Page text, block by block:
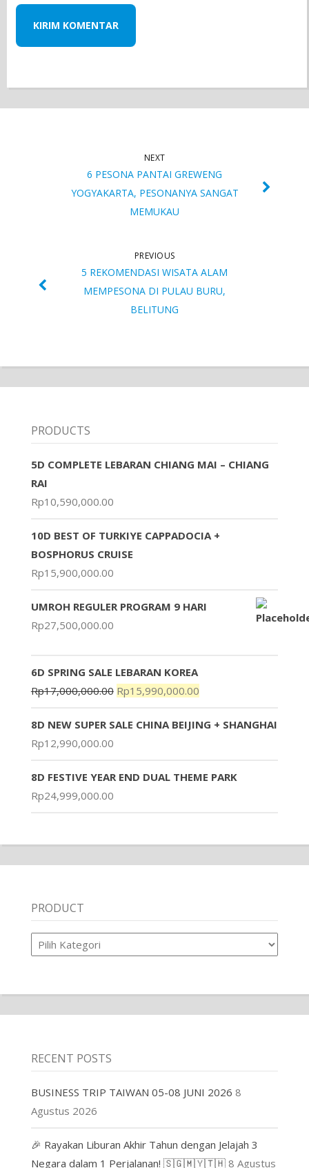
NEXT
6 PESONA PANTAI GREWENG
YOGYAKARTA, PESONANYA SANGAT
MEMUKAU
PREVIOUS
5 REKOMENDASI WISATA ALAM
MEMPESONA DI PULAU BURU,
BELITUNG
PRODUCTS
5D COMPLETE LEBARAN CHIANG MAI – CHIANG
RAI
Rp10,590,000.00
10D BEST OF TURKIYE CAPPADOCIA +
BOSPHORUS CRUISE
Rp15,900,000.00
UMROH REGULER PROGRAM 9 HARI
Rp27,500,000.00
6D SPRING SALE LEBARAN KOREA
Rp17,000,000.00 Rp15,990,000.00
8D NEW SUPER SALE CHINA BEIJING + SHANGHAI
Rp12,990,000.00
8D FESTIVE YEAR END DUAL THEME PARK
Rp24,999,000.00
PRODUCT
Product
RECENT POSTS
BUSINESS TRIP TAIWAN 05-08 JUNI 2026 8
Agustus 2026
🎉 Rayakan Liburan Akhir Tahun dengan Jelajah 3
Negara dalam 1 Perjalanan! 🇸🇬🇲🇾🇹🇭 8 Agustus